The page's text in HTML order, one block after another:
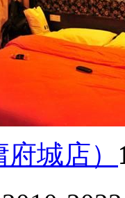
城店）